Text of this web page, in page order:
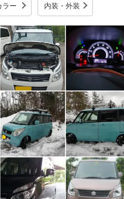
ラー 内装・外装